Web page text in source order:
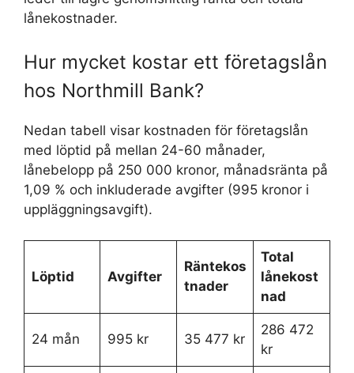
lånekostnader.
Hur mycket kostar ett företagslån
hos Northmill Bank?
Nedan tabell visar kostnaden för företagslån
med löptid på mellan 24-60 månader,
lånebelopp på 250 000 kronor, månadsränta på
1,09 % och inkluderade avgifter (995 kronor i
uppläggningsavgift).
Löptid Avgifter
Räntekos
tnader
Total
lånekost
nad
24 mån 995 kr 35 477 kr
286 472
kr